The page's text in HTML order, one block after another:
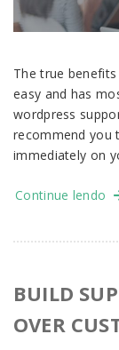
The true
easy and has
wordpress
recommend you
immediately on
Continue lendo
BUILD
OVER